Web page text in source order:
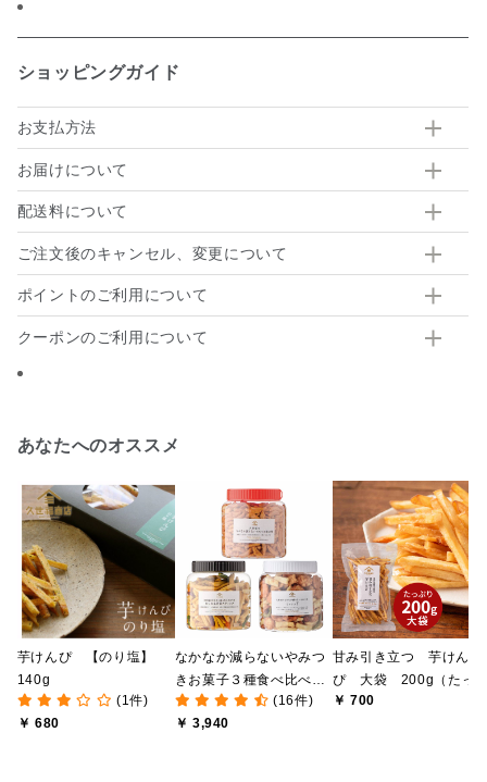
ショッピングガイド
お支払方法
お届けについて
配送料について
ご注文後のキャンセル、変更について
ポイントのご利用について
クーポンのご利用について
あなたへのオススメ
芋けんぴ 【のり塩】
140g
(1件)
￥ 680
なかなか減らないやみつ
きお菓子３種食べ比べま
とめ買い【のし・ラッピ
ング・化粧箱詰め不可】
(16件)
￥ 3,940
甘み引き立つ 芋けん
ぴ 大袋 200g（たっ
りサイズ）【海洋深層水
￥ 700